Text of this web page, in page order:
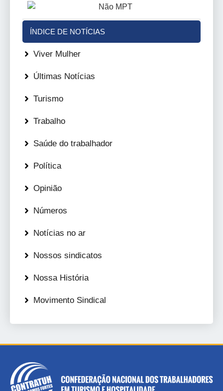
ÍNDICE DE NOTÍCIAS
Viver Mulher
Últimas Notícias
Turismo
Trabalho
Saúde do trabalhador
Política
Opinião
Números
Notícias no ar
Nossos sindicatos
Nossa História
Movimento Sindical